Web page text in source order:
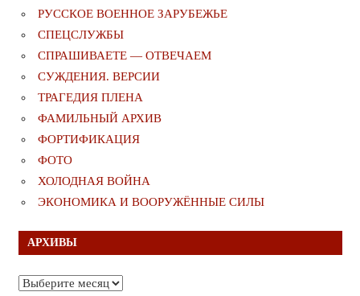
РУССКОЕ ВОЕННОЕ ЗАРУБЕЖЬЕ
СПЕЦСЛУЖБЫ
СПРАШИВАЕТЕ — ОТВЕЧАЕМ
СУЖДЕНИЯ. ВЕРСИИ
ТРАГЕДИЯ ПЛЕНА
ФАМИЛЬНЫЙ АРХИВ
ФОРТИФИКАЦИЯ
ФОТО
ХОЛОДНАЯ ВОЙНА
ЭКОНОМИКА И ВООРУЖЁННЫЕ СИЛЫ
АРХИВЫ
Архивы